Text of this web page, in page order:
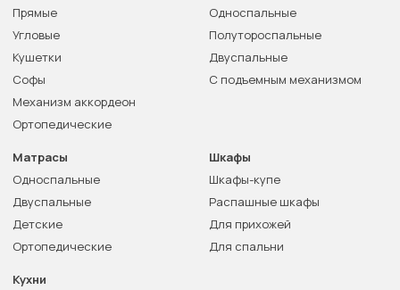
Прямые
Угловые
Кушетки
Софы
Механизм аккордеон
Ортопедические
Односпальные
Полутороспальные
Двуспальные
С подъемным механизмом
Матрасы
Односпальные
Двуспальные
Детские
Ортопедические
Шкафы
Шкафы-купе
Распашные шкафы
Для прихожей
Для спальни
Кухни